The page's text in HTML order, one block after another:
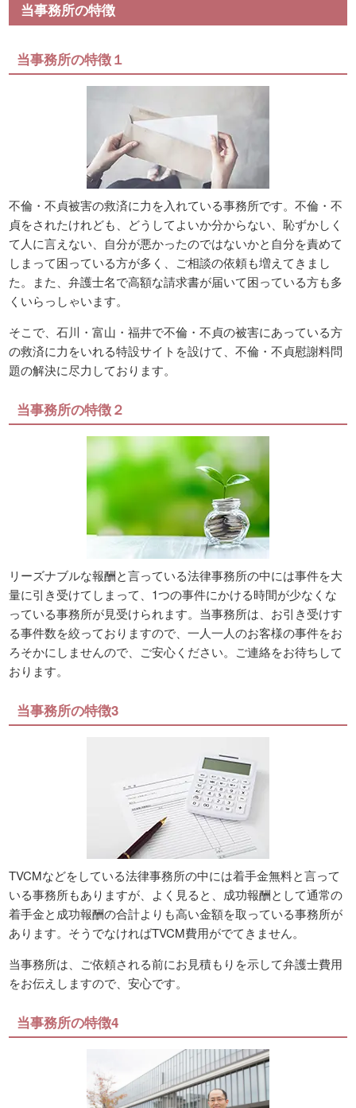
当事務所の特徴
当事務所の特徴１
不倫・不貞被害の救済に力を入れている事務所です。不倫・不
貞をされたけれども、どうしてよいか分からない、恥ずかしく
て人に言えない、自分が悪かったのではないかと自分を責めて
しまって困っている方が多く、ご相談の依頼も増えてきまし
た。また、弁護士名で高額な請求書が届いて困っている方も多
くいらっしゃいます。
そこで、石川・富山・福井で不倫・不貞の被害にあっている方
の救済に力をいれる特設サイトを設けて、不倫・不貞慰謝料問
題の解決に尽力しております。
当事務所の特徴２
リーズナブルな報酬と言っている法律事務所の中には事件を大
量に引き受けてしまって、1つの事件にかける時間が少なくな
っている事務所が見受けられます。当事務所は、お引き受けす
る事件数を絞っておりますので、一人一人のお客様の事件をお
ろそかにしませんので、ご安心ください。ご連絡をお待ちして
おります。
当事務所の特徴3
TVCMなどをしている法律事務所の中には着手金無料と言って
いる事務所もありますが、よく見ると、成功報酬として通常の
着手金と成功報酬の合計よりも高い金額を取っている事務所が
あります。そうでなければTVCM費用がでてきません。
当事務所は、ご依頼される前にお見積もりを示して弁護士費用
をお伝えしますので、安心です。
当事務所の特徴4